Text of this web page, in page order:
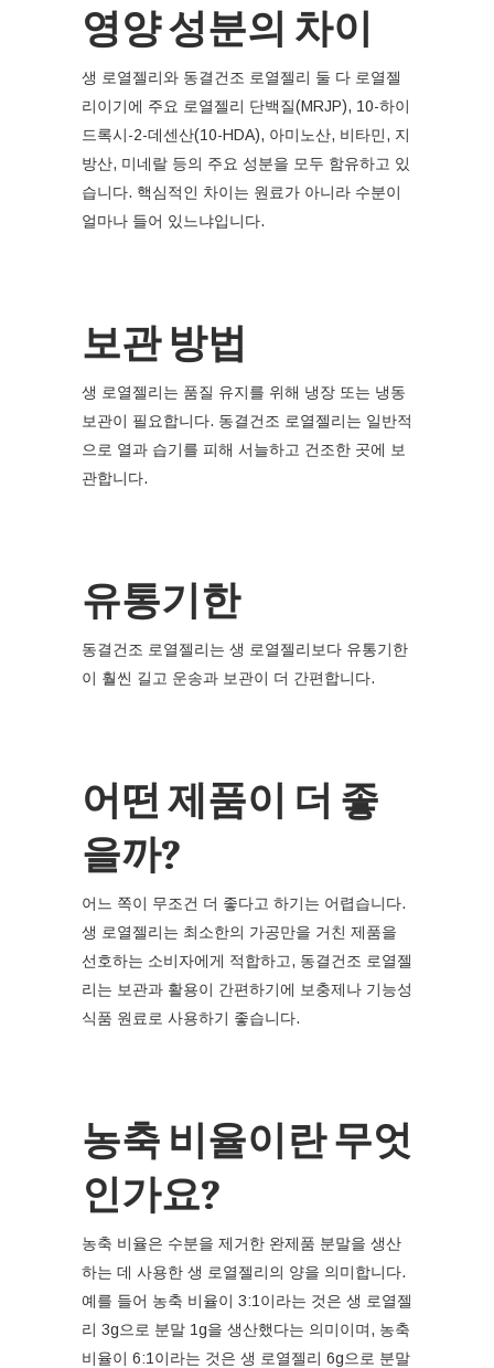
영양 성분의 차이
생 로열젤리와 동결건조 로열젤리 둘 다 로열젤
리이기에 주요 로열젤리 단백질(MRJP), 10-하이
드록시-2-데센산(10-HDA), 아미노산, 비타민, 지
방산, 미네랄 등의 주요 성분을 모두 함유하고 있
습니다. 핵심적인 차이는 원료가 아니라 수분이
얼마나 들어 있느냐입니다.
보관 방법
생 로열젤리는 품질 유지를 위해 냉장 또는 냉동
보관이 필요합니다. 동결건조 로열젤리는 일반적
으로 열과 습기를 피해 서늘하고 건조한 곳에 보
관합니다.
유통기한
동결건조 로열젤리는 생 로열젤리보다 유통기한
이 훨씬 길고 운송과 보관이 더 간편합니다.
어떤 제품이 더 좋
을까?
어느 쪽이 무조건 더 좋다고 하기는 어렵습니다.
생 로열젤리는 최소한의 가공만을 거친 제품을
선호하는 소비자에게 적합하고, 동결건조 로열젤
리는 보관과 활용이 간편하기에 보충제나 기능성
식품 원료로 사용하기 좋습니다.
농축 비율이란 무엇
인가요?
농축 비율은 수분을 제거한 완제품 분말을 생산
하는 데 사용한 생 로열젤리의 양을 의미합니다.
예를 들어 농축 비율이 3:1이라는 것은 생 로열젤
리 3g으로 분말 1g을 생산했다는 의미이며, 농축
비율이 6:1이라는 것은 생 로열젤리 6g으로 분말